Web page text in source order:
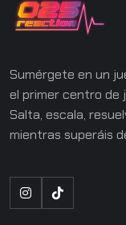
Sumérgete en un
el primer centro de
Salta, escala,
mientras superáis